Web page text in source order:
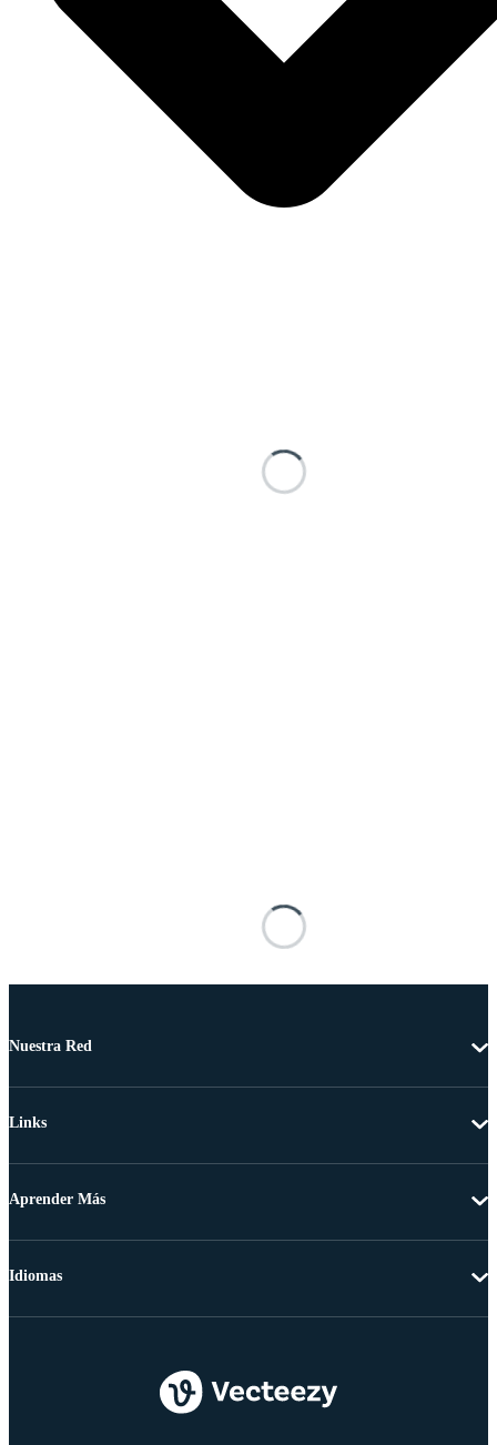
Nuestra Red
Links
Aprender Más
Idiomas